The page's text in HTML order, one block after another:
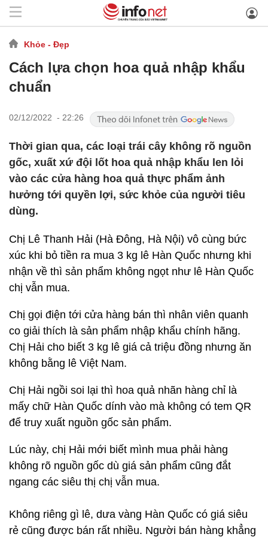
Khỏe - Đẹp
Cách lựa chọn hoa quả nhập khẩu
chuẩn
02/12/2022 - 22:26
Thời gian qua, các loại trái cây không rõ nguồn
gốc, xuất xứ đội lốt hoa quả nhập khẩu len lỏi
vào các cửa hàng hoa quả thực phẩm ảnh
hưởng tới quyền lợi, sức khỏe của người tiêu
dùng.
Chị Lê Thanh Hải (Hà Đông, Hà Nội) vô cùng bức
xúc khi bỏ tiền ra mua 3 kg lê Hàn Quốc nhưng khi
nhận về thì sản phẩm không ngọt như lê Hàn Quốc
chị vẫn mua.
Chị gọi điện tới cửa hàng bán thì nhân viên quanh
co giải thích là sản phẩm nhập khẩu chính hãng.
Chị Hải cho biết 3 kg lê giá cả triệu đồng nhưng ăn
không bằng lê Việt Nam.
Chị Hải ngồi soi lại thì hoa quả nhãn hàng chỉ là
mấy chữ Hàn Quốc dính vào mà không có tem QR
để truy xuất nguồn gốc sản phẩm.
Lúc này, chị Hải mới biết mình mua phải hàng
không rõ nguồn gốc dù giá sản phẩm cũng đắt
ngang các siêu thị chị vẫn mua.
Không riêng gì lê, dưa vàng Hàn Quốc có giá siêu
rẻ cũng được bán rất nhiều. Người bán hàng khẳng